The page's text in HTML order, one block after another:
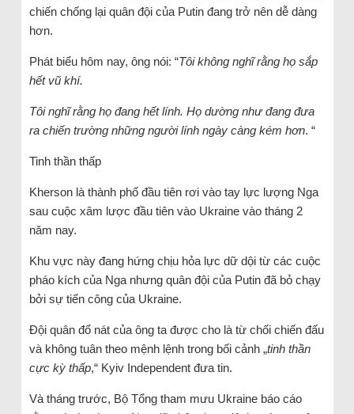
chiến chống lại quân đội của Putin đang trở nên dễ dàng
hơn.
Phát biểu hôm nay, ông nói: “Tôi không nghĩ rằng họ sắp
hết vũ khí.
Tôi nghĩ rằng họ đang hết lính. Họ dường như đang đưa
ra chiến trường những người lính ngày càng kém hơn. “
Tinh thần thấp
Kherson là thành phố đầu tiên rơi vào tay lực lượng Nga
sau cuộc xâm lược đầu tiên vào Ukraine vào tháng 2
năm nay.
Khu vực này đang hứng chịu hỏa lực dữ dội từ các cuộc
pháo kích của Nga nhưng quân đội của Putin đã bỏ chạy
bởi sự tiến công của Ukraine.
Đội quân đổ nát của ông ta được cho là từ chối chiến đấu
và không tuân theo mệnh lệnh trong bối cảnh „tinh thần
cực kỳ thấp,“ Kyiv Independent đưa tin.
Và tháng trước, Bộ Tổng tham mưu Ukraine báo cáo